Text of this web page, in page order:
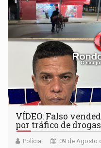
VÍDEO: Falso
por tráfico de
Polícia 09 de Agosto